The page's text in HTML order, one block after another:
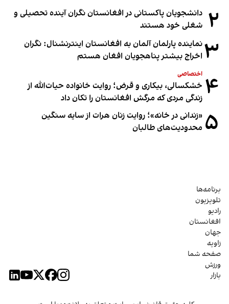
۲ دانشجویان پاکستانی در افغانستان نگران آینده تحصیلی و
شغلی خود هستند
۳نماینده پارلمان آلمان به افغانستان اینترنشنال: نگران
اخراج بیشتر پناهجویان افغان هستم
۴ اختصاصی
خشکسالی، بیکاری و قرض؛ روایت خانواده حیات‌الله از
زندگی مردی که مرگش افغانستان را تکان داد
۵ «زندانی در خانه»؛ روایت زنان هرات از سایه سنگین
محدودیت‌های طالبان
برنامه‌ها
تلویزیون
رادیو
افغانستان
جهان
زاویه
صفحه شما
ورزش
بازار